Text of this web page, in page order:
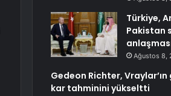
Türkiye,
Pakistan
Ağustos 8,
Gedeon Richter,
kar tahminini yükseltti